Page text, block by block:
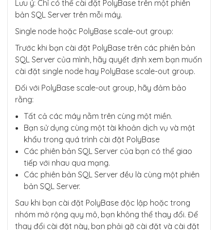
Lưu ý: Chỉ có thể cài đặt PolyBase trên một phiên
bản SQL Server trên mỗi máy.
Single node hoặc PolyBase scale-out group:
Trước khi bạn cài đặt PolyBase trên các phiên bản
SQL Server của mình, hãy quyết định xem bạn muốn
cài đặt single node hay PolyBase scale-out group.
Đối với PolyBase scale-out group, hãy đảm bảo
rằng:
Tất cả các máy nằm trên cùng một miền.
Bạn sử dụng cùng một tài khoản dịch vụ và mật
khẩu trong quá trình cài đặt PolyBase
Các phiên bản SQL Server của bạn có thể giao
tiếp với nhau qua mạng.
Các phiên bản SQL Server đều là cùng một phiên
bản SQL Server.
Sau khi bạn cài đặt PolyBase độc lập hoặc trong
nhóm mở rộng quy mô, bạn không thể thay đổi. Để
thay đổi cài đặt này, bạn phải gỡ cài đặt và cài đặt